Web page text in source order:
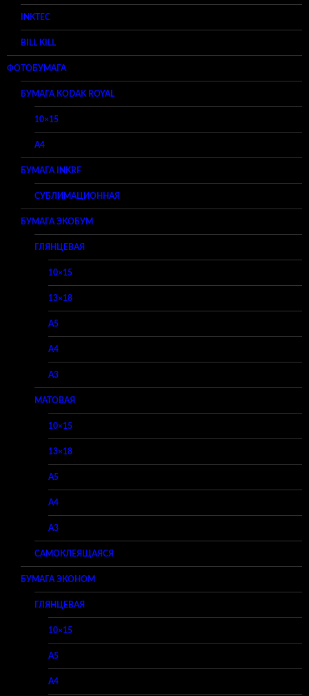
INKTEC
BILL KILL
ФОТОБУМАГА
БУМАГА KODAK ROYAL
10×15
A4
БУМАГА INKRF
СУБЛИМАЦИОННАЯ
БУМАГА ЭКОБУМ
ГЛЯНЦЕВАЯ
10×15
13×18
A5
A4
A3
МАТОВАЯ
10×15
13×18
A5
A4
A3
САМОКЛЕЯЩАЯСЯ
БУМАГА ЭКОНОМ
ГЛЯНЦЕВАЯ
10×15
A5
A4